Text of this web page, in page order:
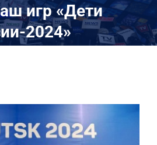
игр «Дети
2024»